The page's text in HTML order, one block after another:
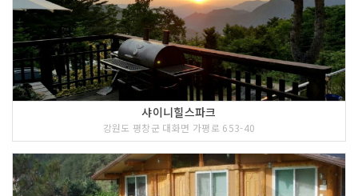
샤이니힐스파크
강원도 평창군 대화면 가평로 653-40